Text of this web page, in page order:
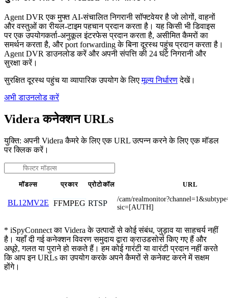
Agent DVR एक मुफ्त AI-संचालित निगरानी सॉफ्टवेयर है जो लोगों, वाहनों
और वस्तुओं का रीयल-टाइम पहचान प्रदान करता है। यह किसी भी डिवाइस
पर एक उपयोगकर्ता-अनुकूल इंटरफेस प्रदान करता है, असीमित कैमरों का
समर्थन करता है, और port forwarding के बिना दूरस्थ पहुंच प्रदान करता है।
Agent DVR डाउनलोड करें और अपनी संपत्ति की 24 घंटे निगरानी और
सुरक्षा करें।
सुरक्षित दूरस्थ पहुंच या व्यापारिक उपयोग के लिएमूल्य निर्धारणदेखें।
अभी डाउनलोड करें
Videra कनेक्शन URLs
युक्ति: अपनी Videra कैमरे के लिए एक URL उत्पन्न करने के लिए एक मॉडल
पर क्लिक करें।
मॉडल्स प्रकार प्रोटोकॉल URL
BL12MV2E FFMPEG RTSP
/cam/
sic=[AUTH]
* iSpyConnect का Videra के उत्पादों से कोई संबंध, जुड़ाव या साहचर्य नहीं
है। यहाँ दी गई कनेक्शन विवरण समुदाय द्वारा क्राउडसोर्स किए गए हैं और
अधूरे, गलत या पुराने हो सकते हैं। हम कोई गारंटी या वारंटी प्रदान नहीं करते
कि आप इन URLs का उपयोग करके अपने कैमरों से कनेक्ट करने में सक्षम
होंगे।